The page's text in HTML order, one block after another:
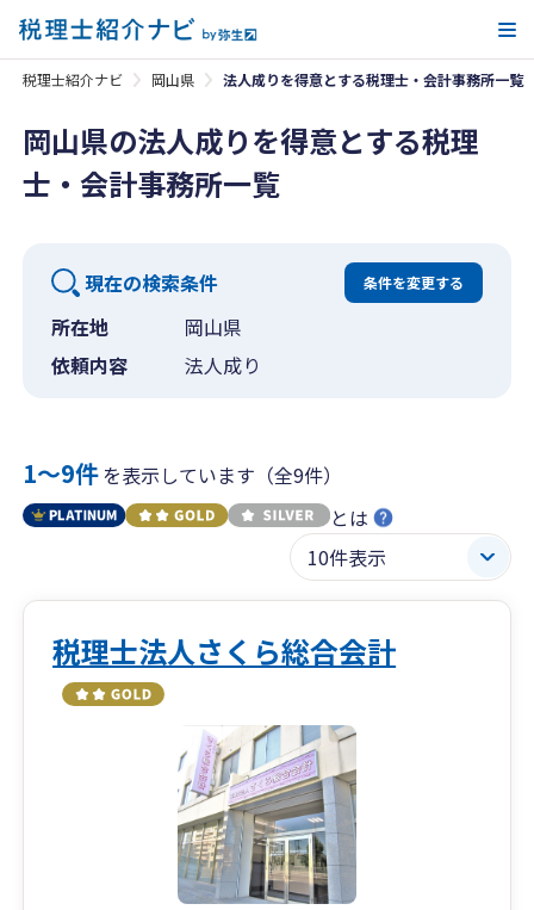
税理士紹介ナビ 岡山県 法人成りを得意とする税理士・会計事務所一覧
岡山県の法人成りを得意とする税理
士・会計事務所一覧
現在の検索条件 条件を変更する
所在地
岡山県
依頼内容
法人成り
1〜9件を表示しています（全9件）
とは
税理士法人さくら総合会計